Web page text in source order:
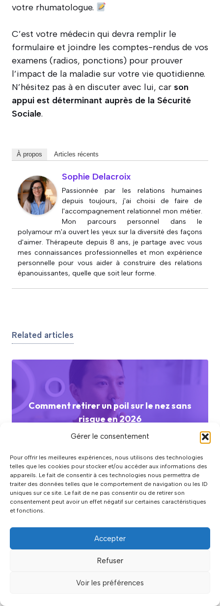
Gérer le consentement
Pour offrir les meilleures expériences, nous utilisons des technologies
telles que les cookies pour stocker et/ou accéder aux informations des
appareils. Le fait de consentir à ces technologies nous permettra de
traiter des données telles que le comportement de navigation ou les ID
uniques sur ce site. Le fait de ne pas consentir ou de retirer son
consentement peut avoir un effet négatif sur certaines caractéristiques
et fonctions.
Accepter
Refuser
Voir les préférences
votre rhumatologue.
C’est votre médecin qui devra remplir le
formulaire et joindre les comptes-rendus de vos
examens (radios, ponctions) pour prouver
l’impact de la maladie sur votre vie quotidienne.
N’hésitez pas à en discuter avec lui, car son
appui est déterminant auprès de la Sécurité
Sociale.
À propos Articles récents
Sophie Delacroix
Passionnée par les relations humaines
depuis toujours, j'ai choisi de faire de
l'accompagnement relationnel mon métier.
Mon parcours personnel dans le
polyamour m'a ouvert les yeux sur la diversité des façons
d'aimer. Thérapeute depuis 8 ans, je partage avec vous
mes connaissances professionnelles et mon expérience
personnelle pour vous aider à construire des relations
épanouissantes, quelle que soit leur forme.
Related articles
Comment retirer un poil sur le nez sans
risque en 2026
Laisser un commentaire